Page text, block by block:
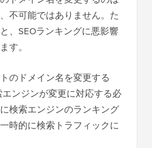
不可能ではありません。た
、SEOランキングに悪影響
す。
のドメイン名を変更する
ンジンが変更に対応する必
検索エンジンのランキング
時的に検索トラフィックに